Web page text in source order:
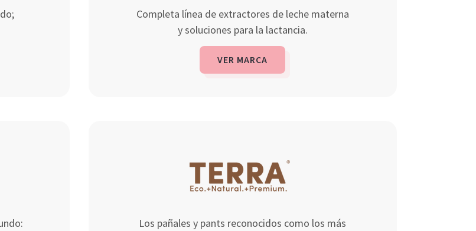
Completa línea de extractores de leche materna
y soluciones para la lactancia.
VER MARCA
Los pañales y pants reconocidos como los más